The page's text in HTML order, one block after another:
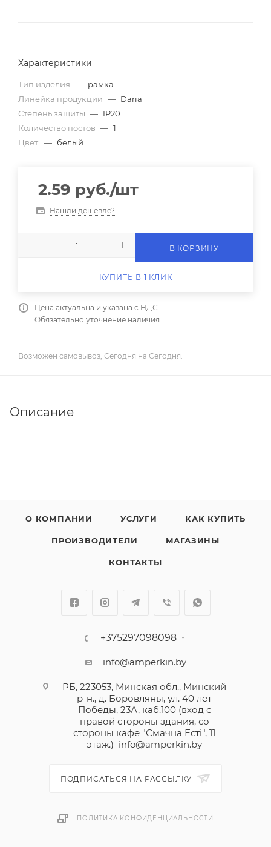
Характеристики
Тип изделия — рамка
Линейка продукции — Daria
Степень защиты — IP20
Количество постов — 1
Цвет.
— белый
2.59 руб./шт
Нашли дешевле?
В КОРЗИНУ
КУПИТЬ В 1 КЛИК
Цена актуальна и указана с НДС.
Обязательно уточнение наличия.
Возможен самовывоз, Сегодня на Сегодня.
Описание
О КОМПАНИИ УСЛУГИ КАК КУПИТЬ
ПРОИЗВОДИТЕЛИ МАГАЗИНЫ
КОНТАКТЫ
+375297098098
info@amperkin.by
РБ, 223053, Минская обл., Минский
р-н., д. Боровляны, ул. 40 лет
Победы, 23А, каб.100 (вход с
правой стороны здания, со
стороны кафе "Смачна Естi", 11
этаж.) info@amperkin.by
ПОДПИСАТЬСЯ НА РАССЫЛКУ
ПОЛИТИКА КОНФИДЕНЦИАЛЬНОСТИ